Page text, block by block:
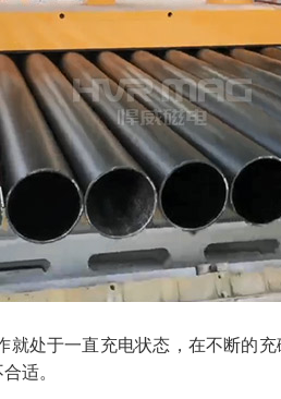
处于一直充电状态，在不断的
适。